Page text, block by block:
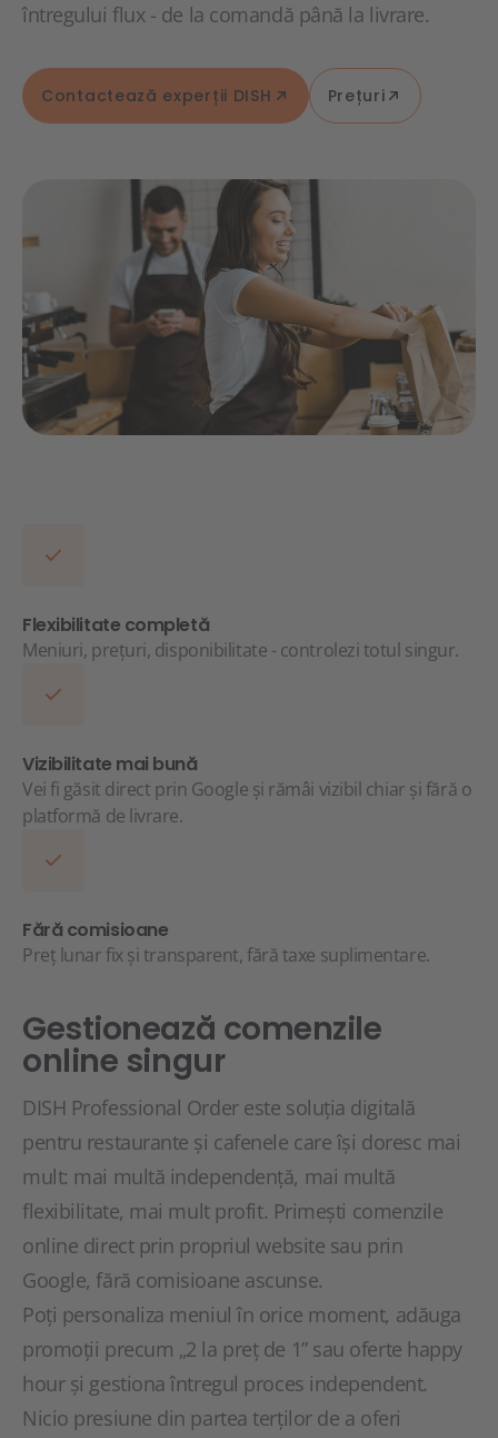
întregului flux - de la comandă până la livrare.
Contactează experții DISH Prețuri
Flexibilitate completă
Meniuri, prețuri, disponibilitate - controlezi totul singur.
Vizibilitate mai bună
Vei fi găsit direct prin Google și rămâi vizibil chiar și fără o
platformă de livrare.
Fără comisioane
Preț lunar fix și transparent, fără taxe suplimentare.
Gestionează comenzile
online singur
DISH Professional Order este soluția digitală
pentru restaurante și cafenele care își doresc mai
mult: mai multă independență, mai multă
flexibilitate, mai mult profit. Primești comenzile
online direct prin propriul website sau prin
Google, fără comisioane ascunse.
Poți personaliza meniul în orice moment, adăuga
promoții precum „2 la preț de 1” sau oferte happy
hour și gestiona întregul proces independent.
Nicio presiune din partea terților de a oferi